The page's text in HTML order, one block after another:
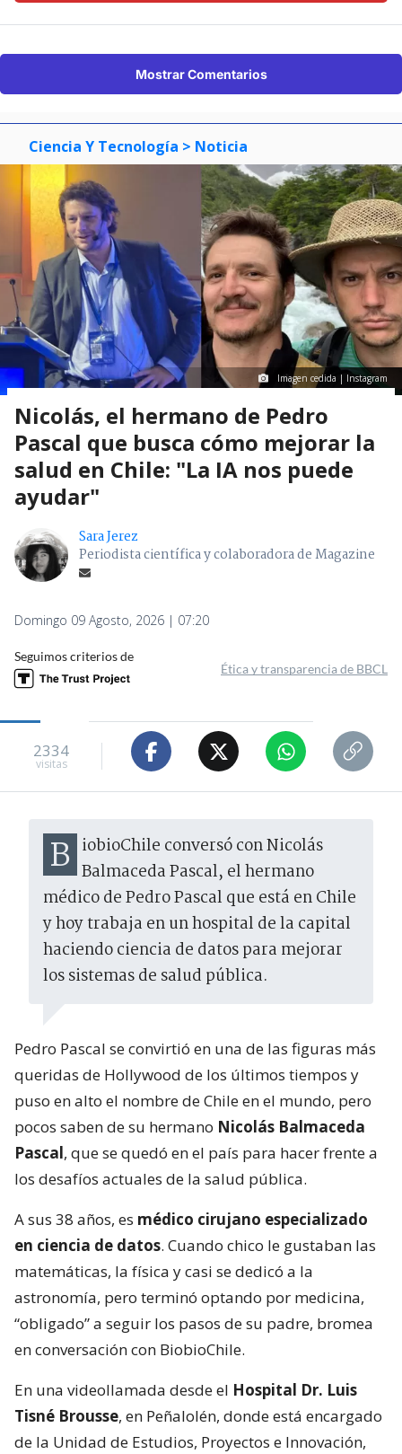
Mostrar Comentarios
Ciencia Y Tecnología > Noticia
Imagen cedida | Instagram
Nicolás, el hermano de Pedro
Pascal que busca cómo mejorar la
salud en Chile: "La IA nos puede
ayudar"
Sara Jerez
Periodista científica y colaboradora de Magazine
Domingo 09 Agosto, 2026 | 07:20
Seguimos criterios de
Ética y transparencia de BBCL
2334
visitas
BiobioChile conversó con Nicolás Balmaceda Pascal, el hermano
médico de Pedro Pascal que está en Chile
y hoy trabaja en un hospital de la capital
haciendo ciencia de datos para mejorar
los sistemas de salud pública.
Pedro Pascal se convirtió en una de las figuras más
queridas de Hollywood de los últimos tiempos y
puso en alto el nombre de Chile en el mundo, pero
pocos saben de su hermano Nicolás Balmaceda
Pascal, que se quedó en el país para hacer frente a
los desafíos actuales de la salud pública.
A sus 38 años, es médico cirujano especializado
en ciencia de datos. Cuando chico le gustaban las
matemáticas, la física y casi se dedicó a la
astronomía, pero terminó optando por medicina,
“obligado” a seguir los pasos de su padre, bromea
en conversación con BiobioChile.
En una videollamada desde el Hospital Dr. Luis
Tisné Brousse, en Peñalolén, donde está encargado
de la Unidad de Estudios, Proyectos e Innovación,